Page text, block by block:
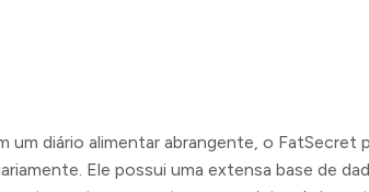
um diário alimentar abrangente, o FatSecret
Ele possui uma extensa base de